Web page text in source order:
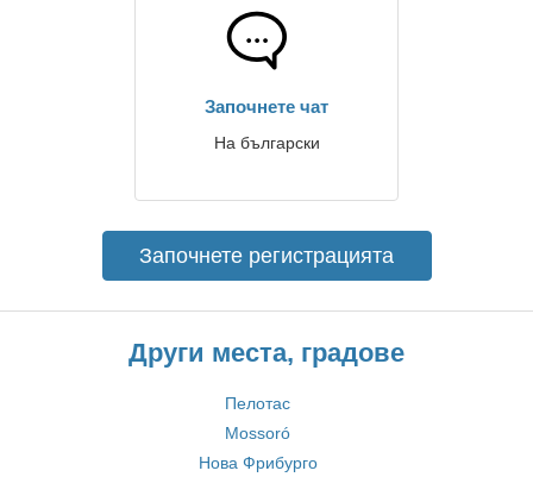
Започнете чат
На български
Започнете регистрацията
Други места, градове
Пелотас
Mossoró
Нова Фрибурго